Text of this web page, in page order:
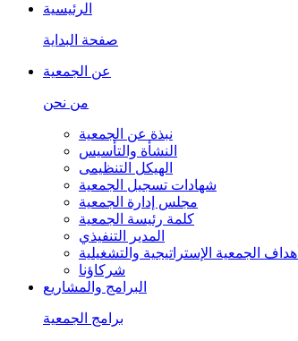
الرئيسية
صفحة البداية
عن الجمعية
من نحن
نبذة عن الجمعية
النشأة والتأسيس
الهيكل التنظيمى
شهادات تسجيل الجمعية
مجلس إدارة الجمعية
كلمة رئيسة الجمعية
المدير التنفيذي
أهداف الجمعية الإستراتيجية والتشغيلية
شركاؤنا
البرامج والمشاريع
برامج الجمعية